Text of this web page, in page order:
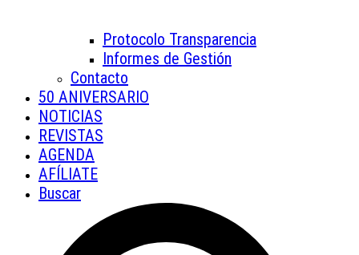
Protocolo Transparencia
Informes de Gestión
Contacto
50 ANIVERSARIO
NOTICIAS
REVISTAS
AGENDA
AFÍLIATE
Buscar